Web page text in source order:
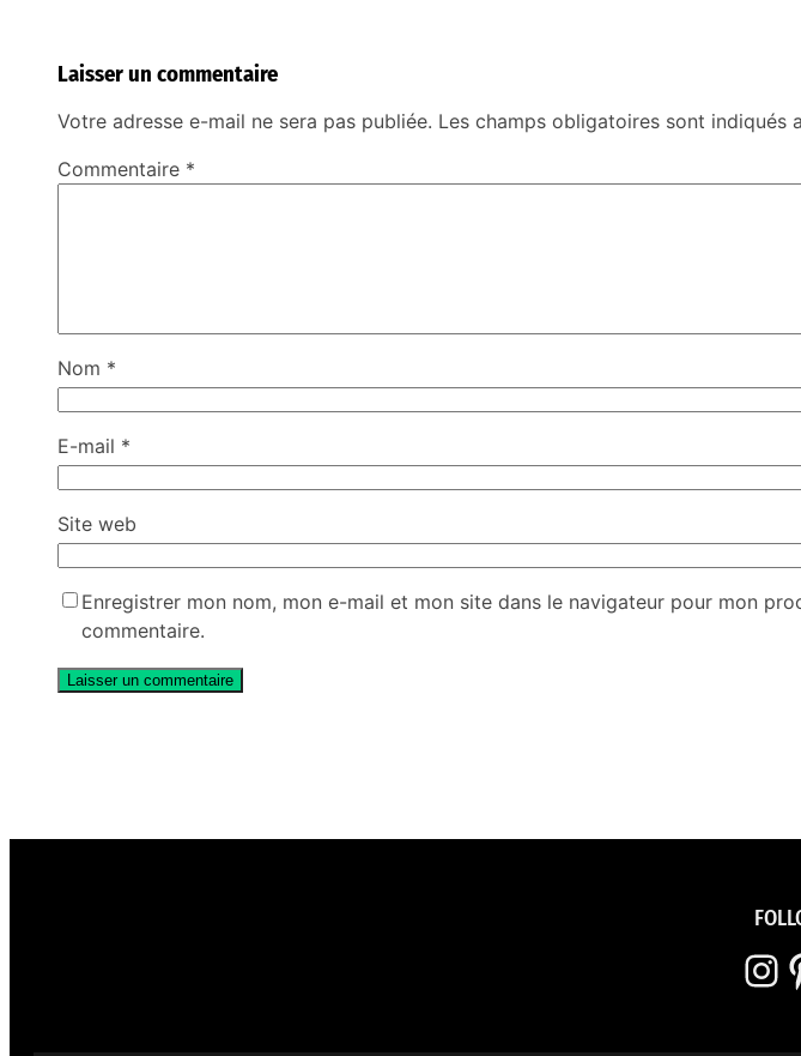
Laisser un commentaire
Votre adresse e-mail ne sera pas publiée. Les champs obligatoires sont indiqués
Commentaire *
Nom *
E-mail *
Site web
Enregistrer mon nom, mon e-mail et mon site dans le navigateur pour mon
commentaire.
Instagram Pinterest